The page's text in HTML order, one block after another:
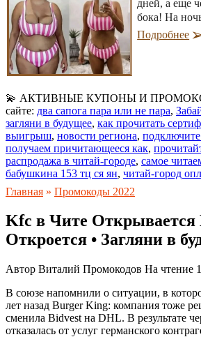
дней, а еще
бока! На
Подробнее
💫 АКТИВНЫЕ КУПОНЫ И
сайте: два сапога пара или не пара,
загляни в будущее, как прочитать
выигрыш, новости региона,
получаем причитающееся как,
распродажа в читай-городе, самое
бабушкина 153 тц ся ян, читай-город
Главная » Промокоды 2022
Kfc в Чите Открывается
Откроется • Загляни в
Автор Виталий Промокодов На чтение
В союзе напомнили о ситуации, в
лет назад Burger King: компания тоже
сменила Bidvest на DHL. В результате
отказалась от услуг германского